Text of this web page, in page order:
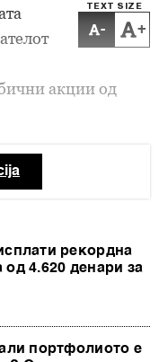
TEXT SIZE
- +
акции од
рекордна
4.620 денари за
портфолиото е